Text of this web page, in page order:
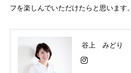
フを楽しんでいただけたらと思います。
谷上 みどり